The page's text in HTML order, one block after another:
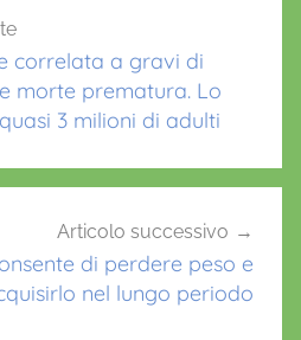
pcorrelata a gravi di
morte prematura. Lo
3 milioni di adulti
Articolo successivo
di perdere peso e
nel lungo periodo